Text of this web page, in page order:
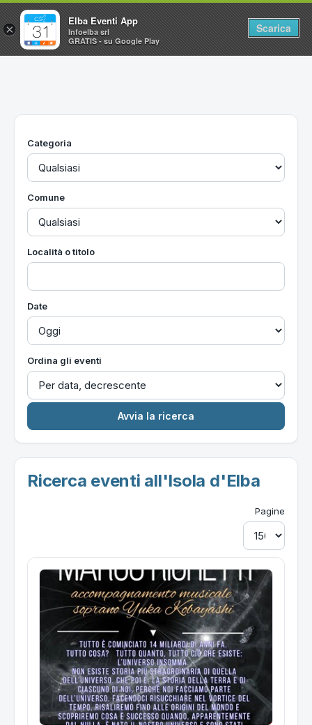
Home
Utilità
Categoria
Comune
Località o titolo
Date
Ordina gli eventi
Ricerca eventi all'Isola d'Elba
Pagine
×
Elba Eventi App
Infoelba srl
GRATIS - su Google Play
Scarica